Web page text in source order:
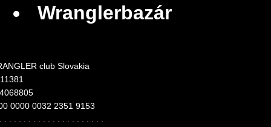
Wranglerbazár
club Slovakia
0000 0032 2351 9153